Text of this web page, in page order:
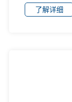
米）；或将本
了解详细